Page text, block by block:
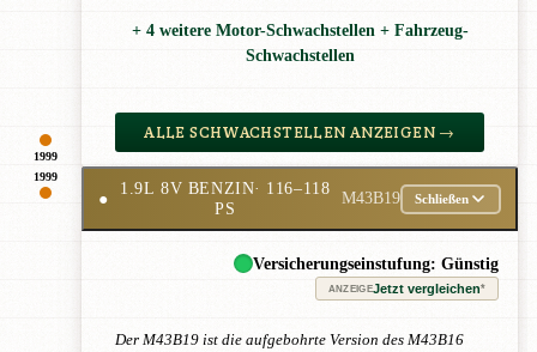
1999
+ 4 weitere Motor-Schwachstellen + Fahrzeug-
Schwachstellen
ALLE SCHWACHSTELLEN ANZEIGEN →
1999
●
1.9L 8V BENZIN· 116–118
PS
M43B19 Schließen
Versicherungseinstufung: Günstig
ANZEIGEJetzt vergleichen*
Der M43B19 ist die aufgebohrte Version des M43B16